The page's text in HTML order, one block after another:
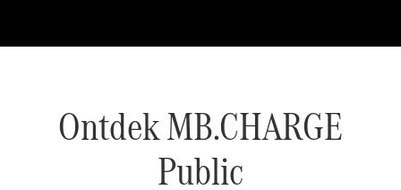
Ontdek MB.CHARGE
Public